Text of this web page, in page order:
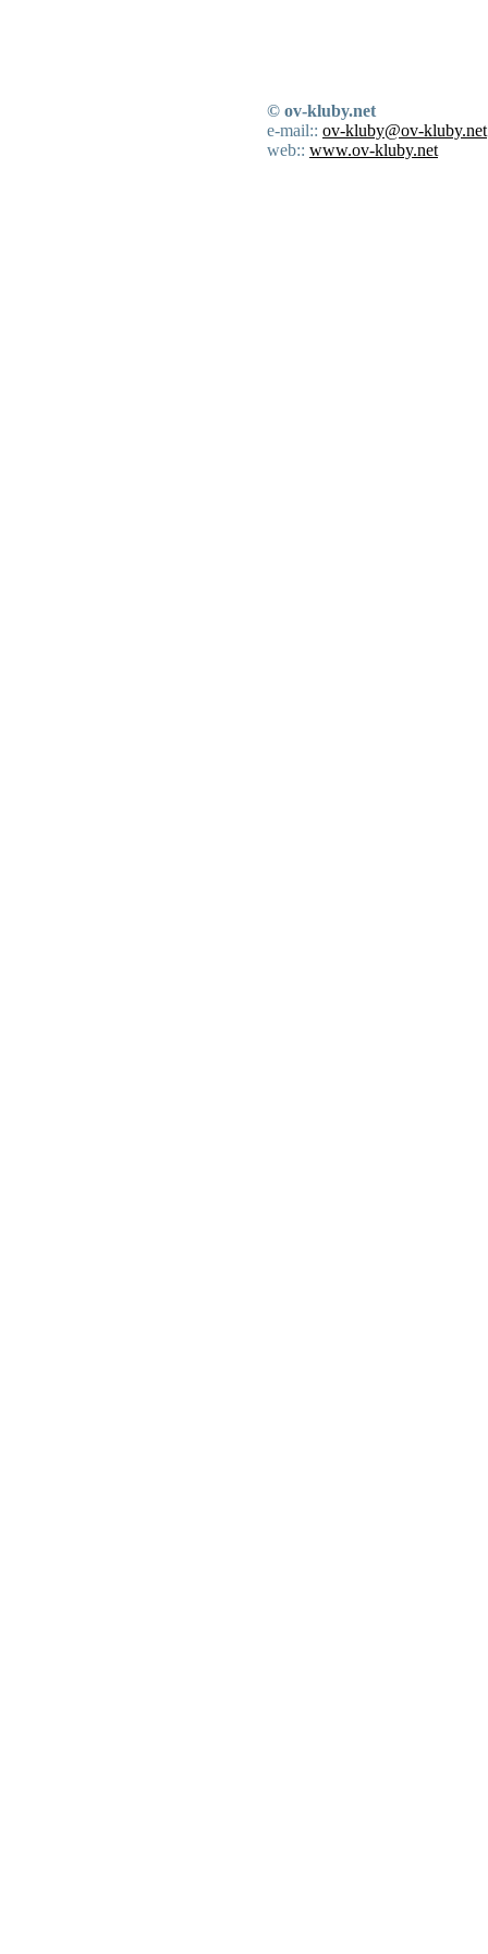
© ov-kluby.net
e-mail:: ov-kluby@ov-kluby.net
web:: www.ov-kluby.net